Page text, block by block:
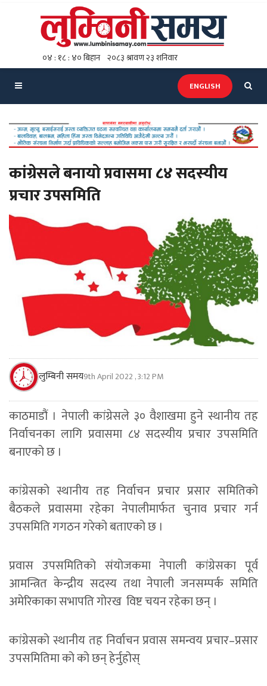
ENGLISH
कांग्रेसले बनायो प्रवासमा ८४ सदस्यीय
प्रचार उपसमिति
लुम्बिनी समय9th April 2022 , 3:12 PM
काठमाडौं । नेपाली कांग्रेसले ३० वैशाखमा हुने स्थानीय तह
निर्वाचनका लागि प्रवासमा ८४ सदस्यीय प्रचार उपसमिति
बनाएको छ ।
कांग्रेसको स्थानीय तह निर्वाचन प्रचार प्रसार समितिको
बैठकले प्रवासमा रहेका नेपालीमार्फत चुनाव प्रचार गर्न
उपसमिति गगठन गरेको बताएको छ ।
प्रवास उपसमितिको संयोजकमा नेपाली कांग्रेसका पूर्व
आमन्त्रित केन्द्रीय सदस्य तथा नेपाली जनसम्पर्क समिति
अमेरिकाका सभापति गोरख विष्ट चयन रहेका छन् ।
कांग्रेसको स्थानीय तह निर्वाचन प्रवास समन्वय प्रचार–प्रसार
उपसमितिमा को को छन् हेर्नुहोस्